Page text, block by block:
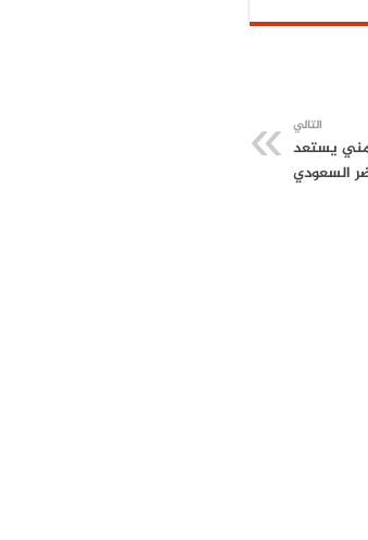
التالي
يستعد
السعودي